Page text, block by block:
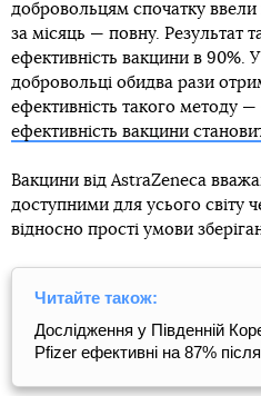
добровольцям спочатку
за місяць — повну. Результат
ефективність вакцини в 90%.
добровольці обидва рази
ефективність такого методу
ефективність вакцини
Вакцини від AstraZeneca
доступними для усього світу
відносно прості умови
Читайте також:
Дослідження у Південній
Pfizer ефективні на 87%